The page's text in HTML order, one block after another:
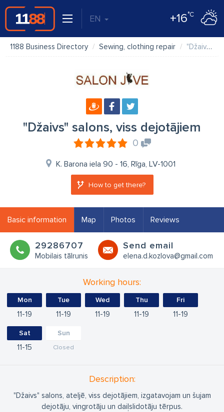
EN +16°C
1188 Business Directory Sewing, clothing repair "Džaivs" salons, viss dejotājiem
"Džaivs" salons, viss dejotājiem
0
K. Barona iela 90 - 16, Rīga, LV-1001
How to get there?
Basic information Map Photos Reviews
29286707
Mobilais tālrunis
Send email
elena.d.kozlova@gmail.com
Working hours:
Mon
11 19
Tue
11 19
Wed
11 19
Thu
11 19
Fri
11 19
Sat
11 15
Sun
Closed
Description:
"Džaivs" salons, ateljē, viss dejotājiem, izgatavojam un šujam
dejotāju, vingrotāju un daiļslidotāju tērpus.